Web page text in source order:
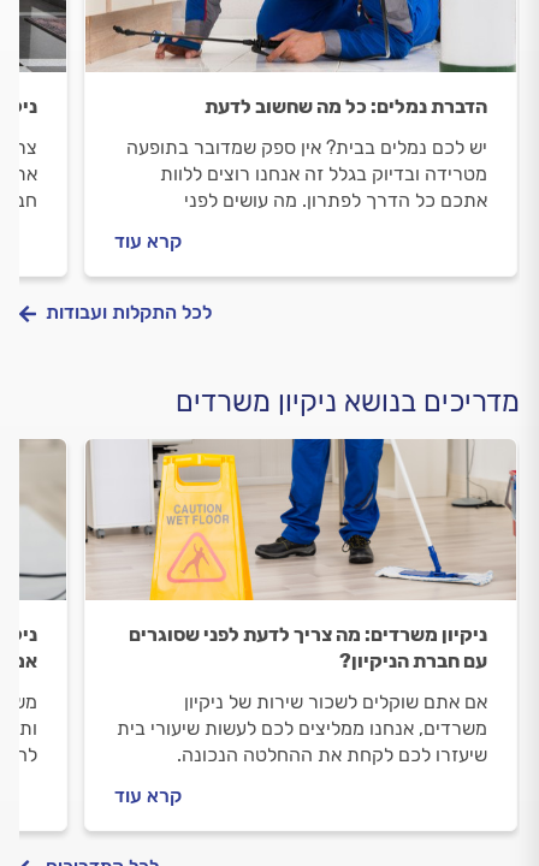
הדברת נמלים: כל מה שחשוב לדעת
יש לכם נמלים בבית? אין ספק שמדובר בתופעה
מטרידה ובדיוק בגלל זה אנחנו רוצים ללוות
אתכם כל הדרך לפתרון. מה עושים לפני
קרא עוד
לכל התקלות ועבודות
מדריכים בנושא ניקיון משרדים
ניקיון משרדים: מה צריך לדעת לפני שסוגרים
עם חברת הניקיון?
אם אתם שוקלים לשכור שירות של ניקיון
משרדים, אנחנו ממליצים לכם לעשות שיעורי בית
שיעזרו לכם לקחת את ההחלטה הנכונה.
שסוגרים עם חברת ניקיון לניקיון משרדים, כמה
זה עולה ומה משפיע על המחיר של השירות.
קרא עוד